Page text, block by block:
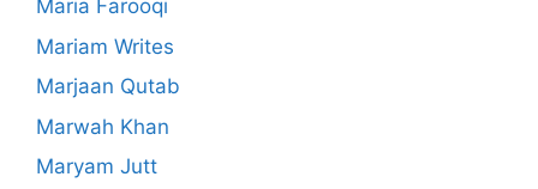
Maria Farooqi
Mariam Writes
Marjaan Qutab
Marwah Khan
Maryam Jutt